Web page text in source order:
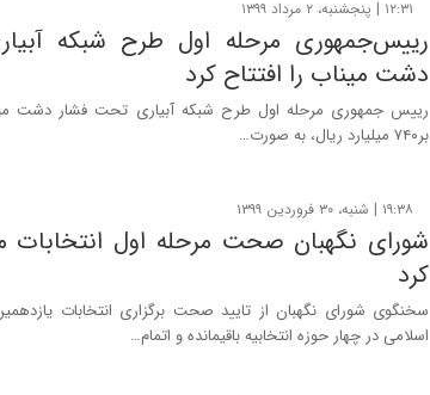
۱۲:۳۱ | پنجشنبه، ۲ مرداد ۱۳۹۹
رییس‌جمهوری مرحله اول طرح شبکه
دشت میناب را افتتاح کرد
رییس جمهوری مرحله اول طرح شبکه آبیاری تحت فشار دشت
بر۷۴۰ میلیارد ریال، به صورت…
۱۹:۳۸ | شنبه، ۳۰ فروردین ۱۳۹۹
شورای نگهبان صحت مرحله اول انتخابات
کرد
سخنگوی شورای نگهبان از تایید صحت برگزاری انتخابات
اسلامی در چهار حوزه انتخابیه باقیمانده و اتمام…